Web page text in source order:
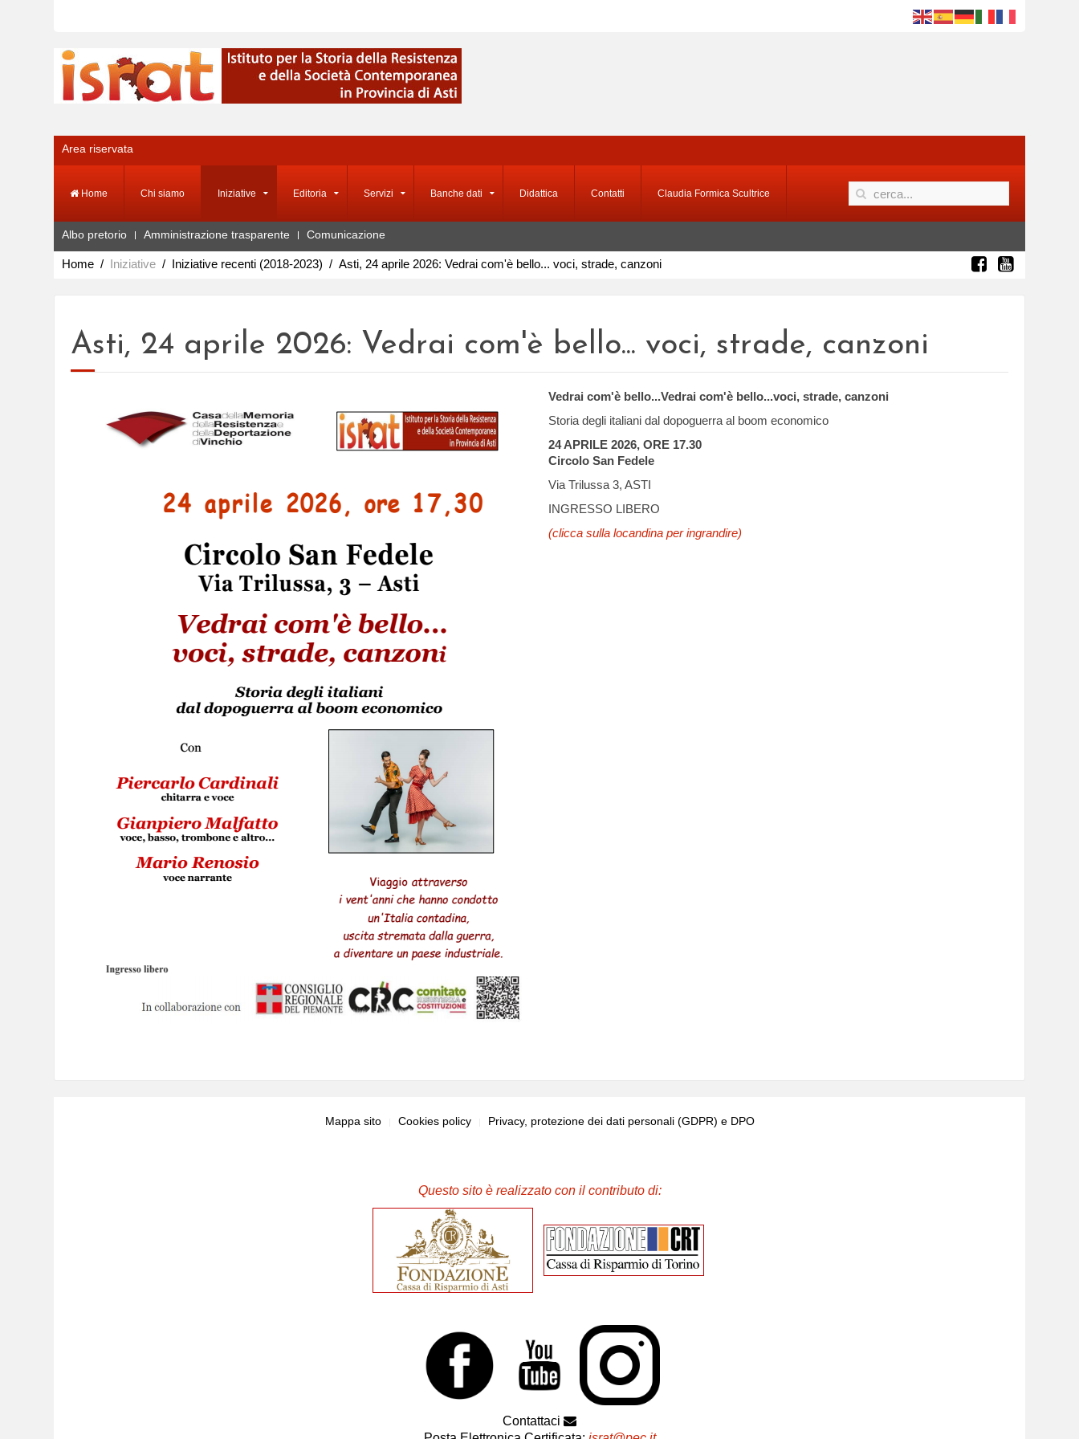
Area riservata
Home Chi siamo Iniziative Editoria Servizi Banche dati Didattica Contatti Claudia Formica Scultrice
Albo pretorio Amministrazione trasparente Comunicazione
Home Iniziative Iniziative recenti (2018-2023) Asti, 24 aprile 2026: Vedrai com'è bello... voci, strade, canzoni
Asti, 24 aprile 2026: Vedrai com'è bello... voci, strade, canzoni
Vedrai com'è bello...Vedrai com'è bello...voci, strade, canzoni
Storia degli italiani dal dopoguerra al boom economico
24 APRILE 2026, ORE 17.30
Circolo San Fedele
Via Trilussa 3, ASTI
INGRESSO LIBERO
(clicca sulla locandina per ingrandire)
Mappa sito Cookies policy Privacy, protezione dei dati personali (GDPR) e DPO
Questo sito è realizzato con il contributo di:
Contattaci